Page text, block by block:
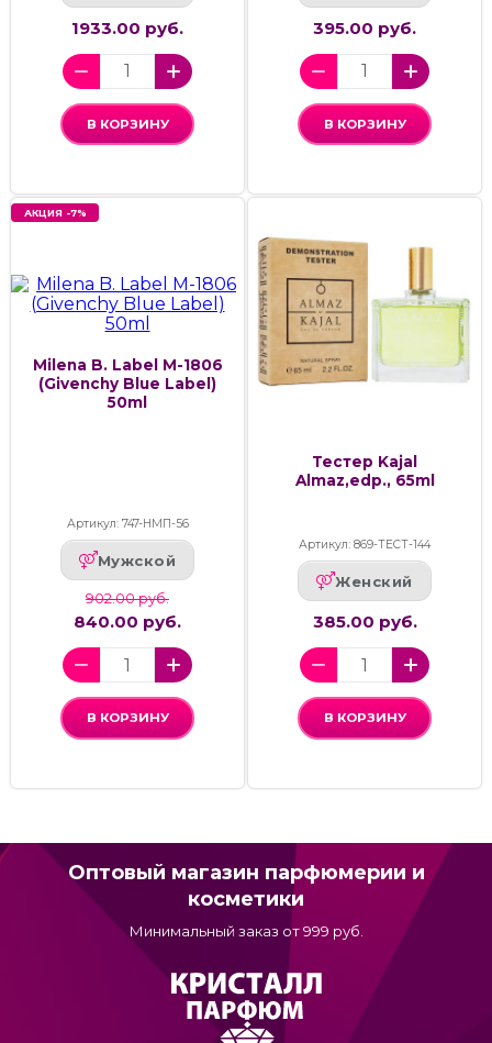
1933.00 руб.
В КОРЗИНУ
395.00 руб.
В КОРЗИНУ
АКЦИЯ -7%
Milena B. Label M-1806
(Givenchy Blue Label)
50ml
Артикул: 747-НМП-56
Мужской
902.00 руб.
840.00 руб.
В КОРЗИНУ
Тестер Kajal
Almaz,edp., 65ml
Артикул: 869-ТЕСТ-144
Женский
385.00 руб.
В КОРЗИНУ
Оптовый магазин парфюмерии и
косметики
Минимальный заказ от 999 руб.